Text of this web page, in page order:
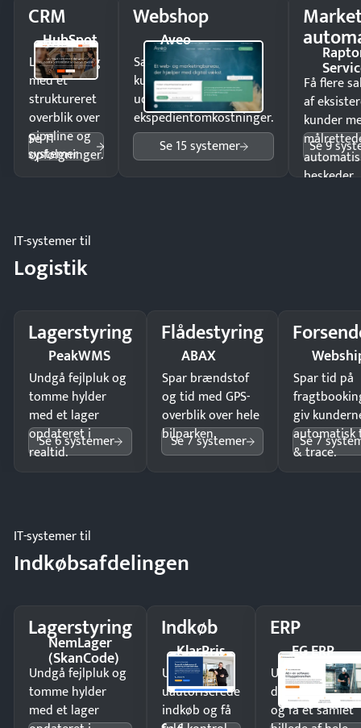
CRM
HubSpot
Luk flere salg
med et
struktureret
overblik over
pipeline og
opfølgninger.
Se 11
systemer
Webshop
Aveo
Sælg produkter 24/7 til
kunder i hele landet
uden
ekspedientomkostninger.
Se 15 systemer
Få flere
af
kunder
beskeder.
Se 9
IT-systemer til
Logistik
Lagerstyring
PeakWMS
Undgå fejlpluk og
tomme hylder
med et lager
opdateret i
realtid.
Se 6 systemer
Flådestyring
ABAX
Spar brændstof
og tid med GPS-
overblik over hele
bilparken.
Se 7 systemer
Spar tid på
giv
automatisk
& trace.
Se 7
IT-systemer til
Indkøbsafdelingen
Lagerstyring
NemLager
(SkanCode)
Undgå fejlpluk og
tomme hylder
med et lager
Indkøb
KlarPris
Undgå
uautoriserede
indkøb og få
ERP
EG ERP
Undgå
og få ét samlet